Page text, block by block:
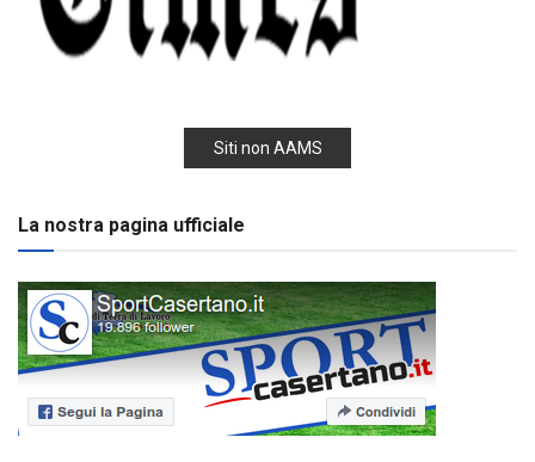
Siti non AAMS
La nostra pagina ufficiale